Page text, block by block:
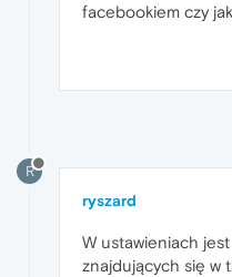
facebookiem czy
R
ryszard
W ustawieniach
znajdujących się w